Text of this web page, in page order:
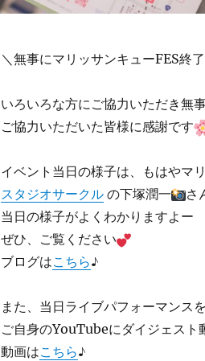
＼無事にマリッサンキューFES終
いろいろな方にご協力いただき無
ご協力いただいた皆様に感謝です
イベント当日の様子は、もはやマ
スタジオサークルの下塚潤一 さ
当日の様子がよくわかりますよー
ぜひ、
ご覧ください
ブログはこちら♪
また、当日ライブパフォーマンス
ご自身のYouTubeにダイジェスト
動画はこちら♪